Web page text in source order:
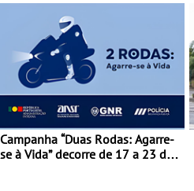
Campanha “Duas Rodas: Agarre-
se à Vida” decorre de 17 a 23 de